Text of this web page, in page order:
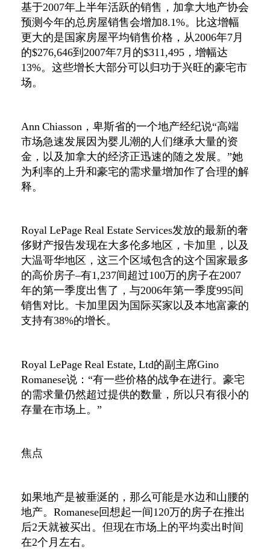
基于2007年上半年活跃的销售，加拿大地产协会
预测今年的总房屋销售会增加8.1%。比这增幅
更大的是国家房屋平均销售价格，从2006年7月
的$276,646到2007年7月的$311,495，增幅达
13%。这些增长大部分可以归功于兴旺的豪宅市
场。
Ann Chiasson，卑斯省的一个地产经纪说“高端
市场急速发展因为婴儿潮的人们继承大量的资
金，以及加拿大的经济正迅速的随之发展。”她
为利率的上升和豪宅的需求量增加作了合理的解
释。
Royal LePage Real Estate Services发放的最新的奢
侈财产报告发现在大多伦多地区，卡加里，以及
大温哥华地区，这三个区域包含的这个国家最多
的高价房子–有1,237间超过100万的房子在2007
年的第一季度出售了，与2006年第一季度995间
销售对比。卡加里因为国际买家以及本地富豪的
支持有38%的增长。
Royal LePage Real Estate, Ltd的副主席Gino
Romanese说：“有一些价格的战争在进行。豪宅
的需求量仍然超过提供的数量，所以只有很小的
存量在市场上。”
焦点
如果地产是被垂涎的，那么可能是水边和山腰的
地产。Romanese回想起一间120万的房子在推出
后2天就被买出。但现在市场上的平均卖出时间
在2个月左右。